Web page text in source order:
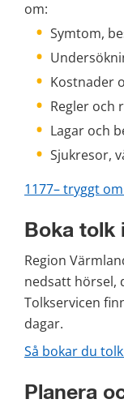
om:
Symtom,
Kostnader
Regler och
Lagar och
Sjukresor,
1177– tryggt
Boka tolk
Region
nedsatt hörsel,
Tolkservicen
dagar.
Så bokar du
Planera